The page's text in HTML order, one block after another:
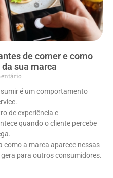
de comer e como
sua marca
é um comportamento
de experiência e
quando o cliente percebe
a marca aparece nessas
para outros consumidores.